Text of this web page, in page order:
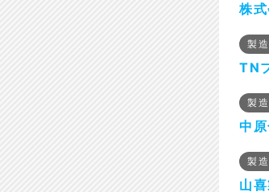
株
製
TN
製
中
製
山